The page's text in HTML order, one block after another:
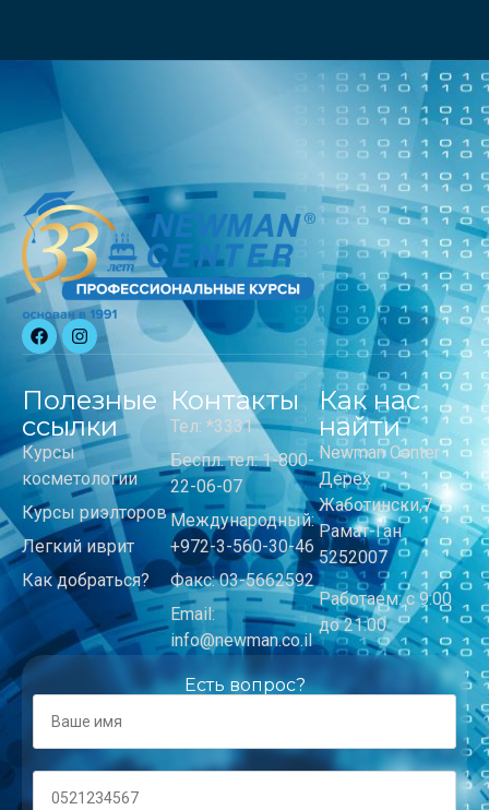
Полезные
ссылки
Курсы
косметологии
Курсы риэлторов
Легкий иврит
Как добраться?
Контакты
Тел: *3331
Беспл. тел: 1-800-
22-06-07
Международный:
+972-3-560-30-46
Факс: 03-5662592
Email:
info@newman.co.il
Как нас
найти
Newman Center
Дерех
Жаботински,7
Рамат-Ган
5252007
Работаем: с 9:00
до 21:00
Есть вопрос?